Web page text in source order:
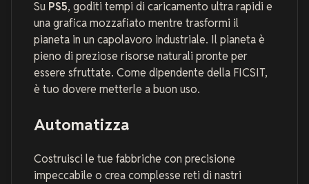
Su PS5, goditi tempi di caricamento ultra rapidi e
una grafica mozzafiato mentre trasformi il
pianeta in un capolavoro industriale. Il pianeta è
pieno di preziose risorse naturali pronte per
essere sfruttate. Come dipendente della FICSIT,
è tuo dovere metterle a buon uso.
Automatizza
Costruisci le tue fabbriche con precisione
impeccabile o crea complesse reti di nastri